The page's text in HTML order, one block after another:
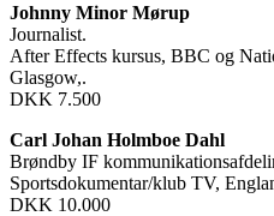
Johnny Minor Mørup
Journalist.
After Effects kursus, BBC og
Glasgow,.
DKK 7.500
Carl Johan Holmboe Dahl
Brøndby IF
Sportsdokumentar/klub TV,
DKK 10.000